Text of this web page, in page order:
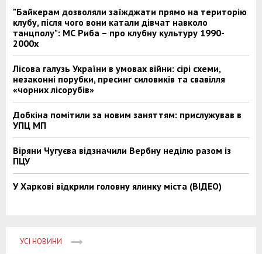
"Байкерам дозволяли заїжджати прямо на територію
клубу, після чого вони катали дівчат навколо
танцполу": МС Риба – про клубну культуру 1990-
2000х
Лісова галузь України в умовах війни: сірі схеми,
незаконні порубки, пресинг силовиків та свавілля
«чорних лісорубів»
Добкіна помітили за новим заняттям: прислужував в
УПЦ МП
Віряни Чугуєва відзначили Вербну неділю разом із
ПЦУ
У Харкові відкрили головну ялинку міста (ВІДЕО)
УСІ НОВИНИ